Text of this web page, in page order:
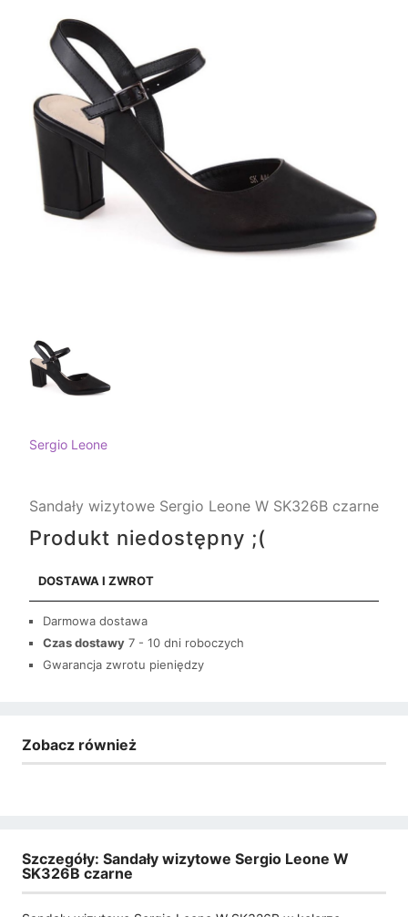
Sergio Leone
Sandały wizytowe Sergio Leone W SK326B czarne
Produkt niedostępny ;(
DOSTAWA I ZWROT
Darmowa dostawa
Czas dostawy 7 - 10 dni roboczych
Gwarancja zwrotu pieniędzy
Zobacz również
Szczegóły: Sandały wizytowe Sergio Leone W
SK326B czarne